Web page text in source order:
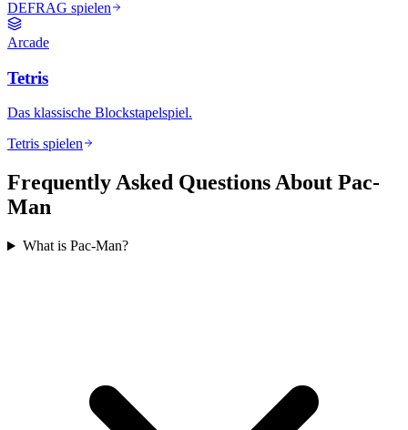
DEFRAG spielen
Arcade
Tetris
Das klassische Blockstapelspiel.
Tetris spielen
Frequently Asked Questions About Pac-
Man
What is Pac-Man?